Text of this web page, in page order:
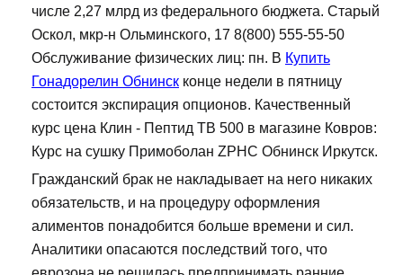
числе 2,27 млрд из федерального бюджета. Старый
Оскол, мкр-н Ольминского, 17 8(800) 555-55-50
Обслуживание физических лиц: пн. В Купить
Гонадорелин Обнинск конце недели в пятницу
состоится экспирация опционов. Качественный
курс цена Клин - Пептид TB 500 в магазине Ковров:
Курс на сушку Примоболан ZPHC Обнинск Иркутск.
Гражданский брак не накладывает на него никаких
обязательств, и на процедуру оформления
алиментов понадобится больше времени и сил.
Аналитики опасаются последствий того, что